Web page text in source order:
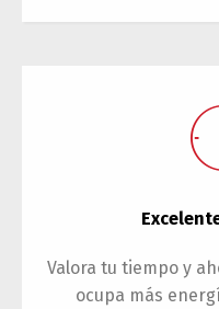
Valora tu tiempo y
ocupa más